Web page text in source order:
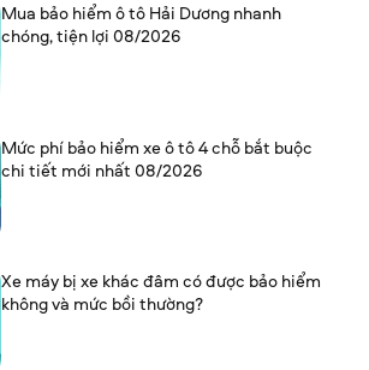
Mua bảo hiểm ô tô Hải Dương nhanh
chóng, tiện lợi 08/2026
Mức phí bảo hiểm xe ô tô 4 chỗ bắt buộc
chi tiết mới nhất 08/2026
Xe máy bị xe khác đâm có được bảo hiểm
không và mức bồi thường?